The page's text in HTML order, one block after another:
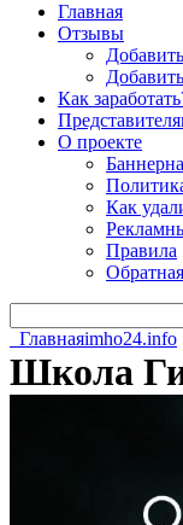
Главная
Отзывы
Как
О проекте
Как
Правила
Главнаяimho24.info
Школа